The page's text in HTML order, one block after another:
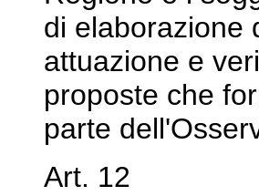
di elaborazione
attuazione e
proposte che
parte
Art. 12